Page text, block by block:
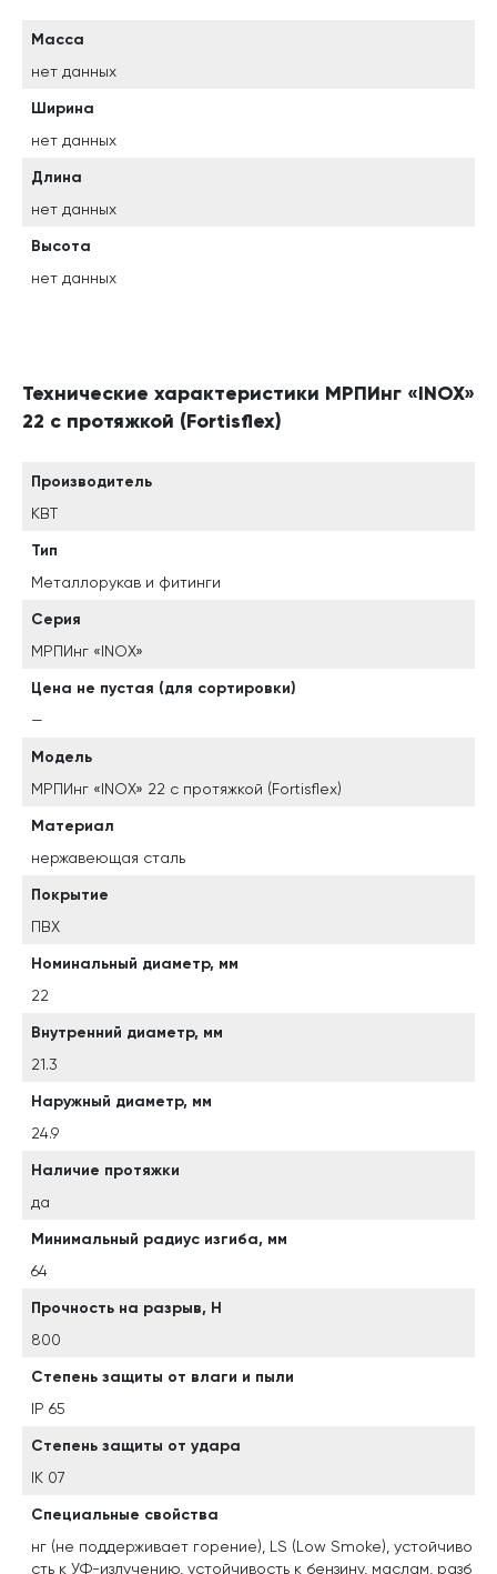
Масса
нет данных
Ширина
нет данных
Длина
нет данных
Высота
нет данных
Технические характеристики МРПИнг «INOX»
22 с протяжкой (Fortisflex)
Производитель
КВТ
Тип
Металлорукав и фитинги
Серия
МРПИнг «INOX»
Цена не пустая (для сортировки)
—
Модель
МРПИнг «INOX» 22 с протяжкой (Fortisflex)
Материал
нержавеющая сталь
Покрытие
ПВХ
Номинальный диаметр, мм
22
Внутренний диаметр, мм
21.3
Наружный диаметр, мм
24.9
Наличие протяжки
да
Минимальный радиус изгиба, мм
64
Прочность на разрыв, Н
800
Степень защиты от влаги и пыли
IP 65
Степень защиты от удара
IK 07
Специальные свойства
нг (не поддерживает горение), LS (Low Smoke), устойчиво
сть к УФ-излучению, устойчивость к бензину, маслам, разб